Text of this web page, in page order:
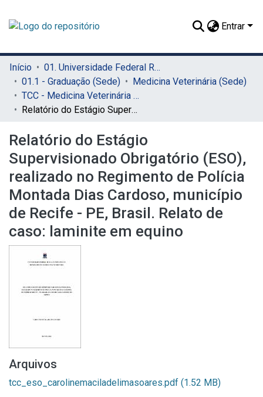
Entrar
Início
01. Universidade Federal Rural de Pernambuco - UFRPE (Sede)
01.1 - Graduação (Sede)
Medicina Veterinária (Sede)
TCC - Medicina Veterinária (Sede)
Relatório do Estágio Supervisionado Obrigatório (ESO), realizado no Regimento de Polícia Montada Dias Cardoso, município de Recife - PE, Brasil. Relato de caso: laminite em equino
Relatório do Estágio
Supervisionado Obrigatório (ESO),
realizado no Regimento de Polícia
Montada Dias Cardoso, município
de Recife - PE, Brasil. Relato de
caso: laminite em equino
Arquivos
tcc_eso_carolinemaciladelimasoares.pdf (1.52 MB)